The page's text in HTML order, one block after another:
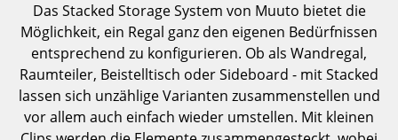
Bücherregale
Wandregale
Sideboards & Kommoden
TV Möbel
Das Stacked Storage System von Muuto bietet die
Möglichkeit, ein Regal ganz den eigenen Bedürfnissen
entsprechend zu konfigurieren. Ob als Wandregal,
Raumteiler, Beistelltisch oder Sideboard - mit Stacked
lassen sich unzählige Varianten zusammenstellen und
vor allem auch einfach wieder umstellen. Mit kleinen